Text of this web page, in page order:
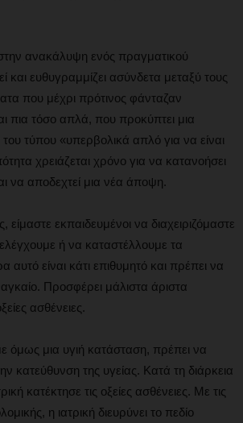
ανακάλυψη ενός πραγματικού
και ευθυγραμμίζει ασύνδετα μεταξύ τους
που μέχρι πρότινος φάνταζαν
πια τόσο απλά, που προκύπτει μια
τύπου «υπερβολικά απλό για να είναι
χρειάζεται χρόνο για να κατανοήσει
να αποδεχτεί μια νέα άποψη.
είμαστε εκπαιδευμένοι να διαχειριζόμαστε
ή να καταστέλλουμε τα
είναι κάτι επιθυμητό και πρέπει να
Προσφέρει μάλιστα άριστα
ασθένειες.
όμως μια υγιή κατάσταση, πρέπει να
κατεύθυνση της υγείας. Κατά τη διάρκεια
κατέκτησε τις οξείες ασθένειες. Με τις
η ιατρική διευρύνει το πεδίο